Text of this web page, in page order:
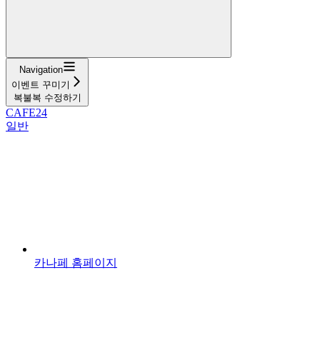
Navigation
이벤트 꾸미기
복불복 수정하기
CAFE24
일반
카나페 홈페이지